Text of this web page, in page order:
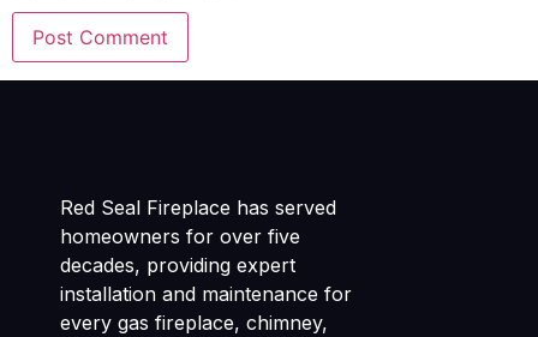
Red Seal Fireplace has served
homeowners for over five
decades, providing expert
installation and maintenance for
every gas fireplace, chimney,